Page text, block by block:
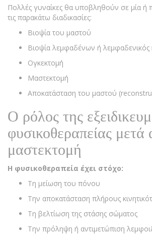
Πολλές γυναίκες θα υποβληθούν σε μία ή
τις παρακάτω διαδικασίες:
Βιοψία του μαστού
Βιοψία λεμφαδένων ή λεμφαδενικός
Ογκεκτομή
Μαστεκτομή
Αποκατάσταση του μαστού
Ο ρόλος της
φυσικοθεραπείας μετά
μαστεκτομή
Η φυσικοθεραπεία έχει στόχο:
Τη μείωση του πόνου
Την αποκατάσταση πλήρους
Τη βελτίωση της στάσης σώματος
Την πρόληψη ή αντιμετώπιση